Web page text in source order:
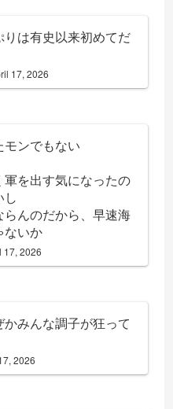
は有史以来初めてだ
17, 2026
モンでもない
を出す気になったの
し
んのだから、早速海
ないか
17, 2026
かみんな調子が狂って
2026